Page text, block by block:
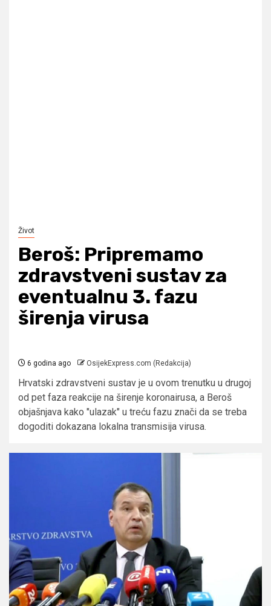
Život
Beroš: Pripremamo
zdravstveni sustav za
eventualnu 3. fazu
širenja virusa
6 godina ago OsijekExpress.com (Redakcija)
Hrvatski zdravstveni sustav je u ovom trenutku u drugoj
od pet faza reakcije na širenje koronairusa, a Beroš
objašnjava kako "ulazak" u treću fazu znači da se treba
dogoditi dokazana lokalna transmisija virusa.